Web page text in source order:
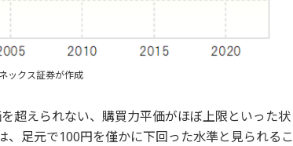
ックス証券が作成
超えられない、購買力平価がほぼ上限といった状
足元で100円を僅かに下回った水準と見られるこ